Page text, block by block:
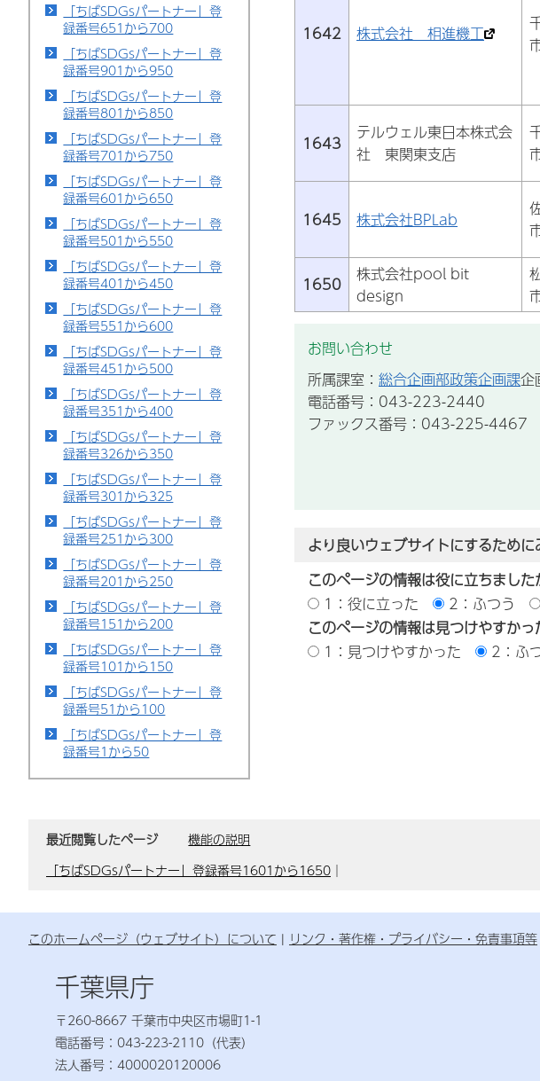
「ちばSDGsパートナー」登
録番号651から700
「ちばSDGsパートナー」登
録番号901から950
「ちばSDGsパートナー」登
録番号801から850
「ちばSDGsパートナー」登
録番号701から750
「ちばSDGsパートナー」登
録番号601から650
「ちばSDGsパートナー」登
録番号501から550
「ちばSDGsパートナー」登
録番号401から450
「ちばSDGsパートナー」登
録番号551から600
「ちばSDGsパートナー」登
録番号451から500
「ちばSDGsパートナー」登
録番号351から400
「ちばSDGsパートナー」登
録番号326から350
「ちばSDGsパートナー」登
録番号301から325
「ちばSDGsパートナー」登
録番号251から300
「ちばSDGsパートナー」登
録番号201から250
「ちばSDGsパートナー」登
録番号151から200
「ちばSDGsパートナー」登
録番号101から150
「ちばSDGsパートナー」登
録番号51から100
「ちばSDGsパートナー」登
録番号1から50
1642 株式会社 相進機工
1643
テルウェル東日本株式会
社 東関東支店
1645 株式会社BPLab
1650
株式会社pool bit
design
お問い合わせ
所属課室： 総合企画部政策企画課企
電話番号：043-223-2440
ファックス番号：043-225-4467
より良いウェブサイトにするため
このページの情報は役に立ちました
1：役に立った
2：ふつう
このページの情報は見つけやすかっ
1：見つけやすかった
2：ふ
最近閲覧したページ
機能の説明
「ちばSDGsパートナー」登録番号1601から1650 ｜
このホームページ（ウェブサイト）について リンク・著作権・プライバシー・免責事項等
千葉県庁
〒260-8667 千葉市中央区市場町1-1
電話番号：043-223-2110（代表）
法人番号：4000020120006